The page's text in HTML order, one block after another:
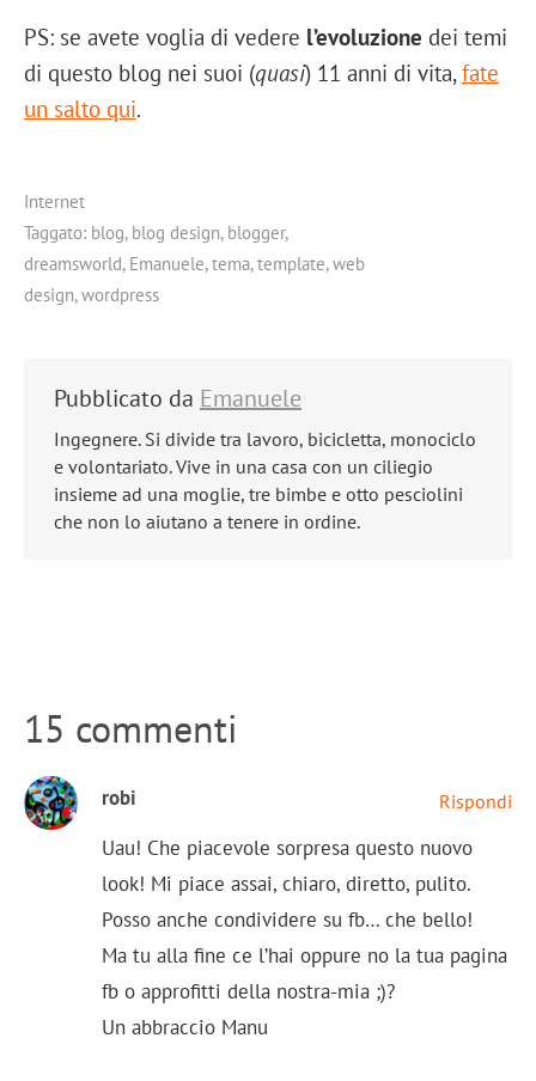
PS: se avete voglia di vedere l’evoluzione dei temi
di questo blog nei suoi (quasi) 11 anni di vita,fate
un salto qui.
Internet
Taggato: blog, blog design, blogger,
dreamsworld, Emanuele,tema,template,web
design,wordpress
Pubblicato da Emanuele
Ingegnere. Si divide tra lavoro, bicicletta, monociclo
e volontariato. Vive in una casa con un ciliegio
insieme ad una moglie, tre bimbe e otto pesciolini
che non lo aiutano a tenere in ordine.
15 commenti
robi Rispondi
Uau! Che piacevole sorpresa questo nuovo
look! Mi piace assai, chiaro, diretto, pulito.
Posso anche condividere su fb… che bello!
Ma tu alla fine ce l’hai oppure no la tua pagina
fb o approfitti della nostra-mia ;)?
Un abbraccio Manu